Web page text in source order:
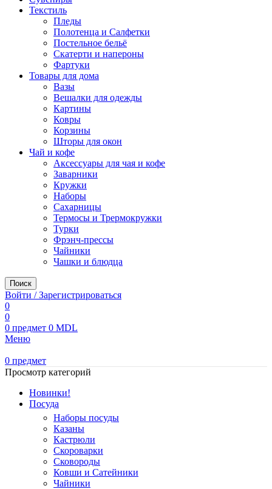
Текстиль
Пледы
Полотенца и Салфетки
Постельное бельё
Скатерти и напероны
Фартуки
Товары для дома
Вазы
Вешалки для одежды
Картины
Ковры
Корзины
Шторы для окон
Чай и кофе
Аксессуары для чая и кофе
Заварники
Кружки
Наборы
Сахарницы
Термосы и Трермокружки
Турки
Фрэнч-прессы
Чайники
Чашки и блюдца
Поиск
Войти / Зарегистрироваться
0
0
0 предмет 0 MDL
Меню
0 предмет
Просмотр категорий
Новинки!
Посуда
Наборы посуды
Казаны
Кастрюли
Скороварки
Сковороды
Ковши и Сатейники
Чайники